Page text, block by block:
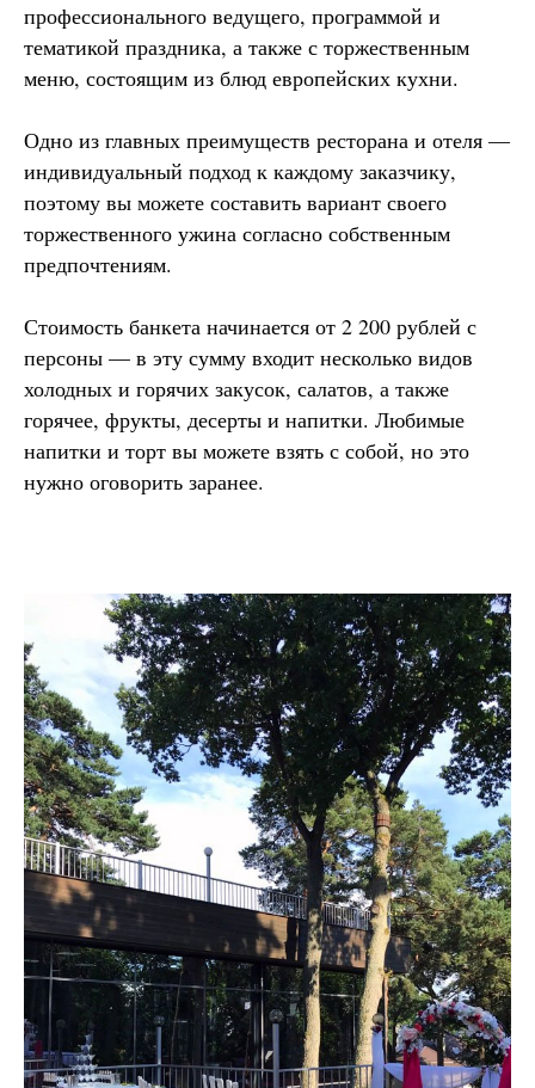
профессионального ведущего, программой и
тематикой праздника, а также с торжественным
меню, состоящим из блюд европейских кухни.
Одно из главных преимуществ ресторана и отеля —
индивидуальный подход к каждому заказчику,
поэтому вы можете составить вариант своего
торжественного ужина согласно собственным
предпочтениям.
Стоимость банкета начинается от 2 200 рублей с
персоны — в эту сумму входит несколько видов
холодных и горячих закусок, салатов, а также
горячее, фрукты, десерты и напитки. Любимые
напитки и торт вы можете взять с собой, но это
нужно оговорить заранее.